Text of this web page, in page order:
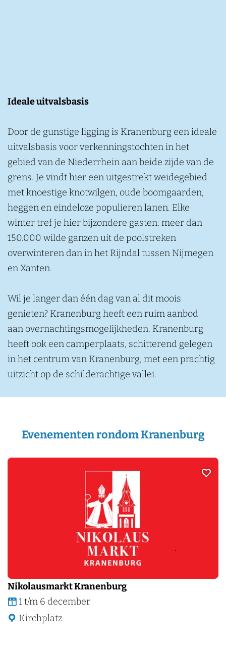
Ideale uitvalsbasis
Door de gunstige ligging is Kranenburg een ideale
uitvalsbasis voor verkenningstochten in het
gebied van de Niederrhein aan beide zijde van de
grens. Je vindt hier een uitgestrekt weidegebied
met knoestige knotwilgen, oude boomgaarden,
heggen en eindeloze populieren lanen. Elke
winter tref je hier bijzondere gasten: meer dan
150.000 wilde ganzen uit de poolstreken
overwinteren dan in het Rijndal tussen Nijmegen
en Xanten.
Wil je langer dan één dag van al dit moois
genieten? Kranenburg heeft een ruim aanbod
aan overnachtingsmogelijkheden. Kranenburg
heeft ook een camperplaats, schitterend gelegen
in het centrum van Kranenburg, met een prachtig
uitzicht op de schilderachtige vallei.
Evenementen rondom Kranenburg
Nikolausmarkt Kranenburg
N
i
1 t/m 6 december
Kirchplatz
Voeg